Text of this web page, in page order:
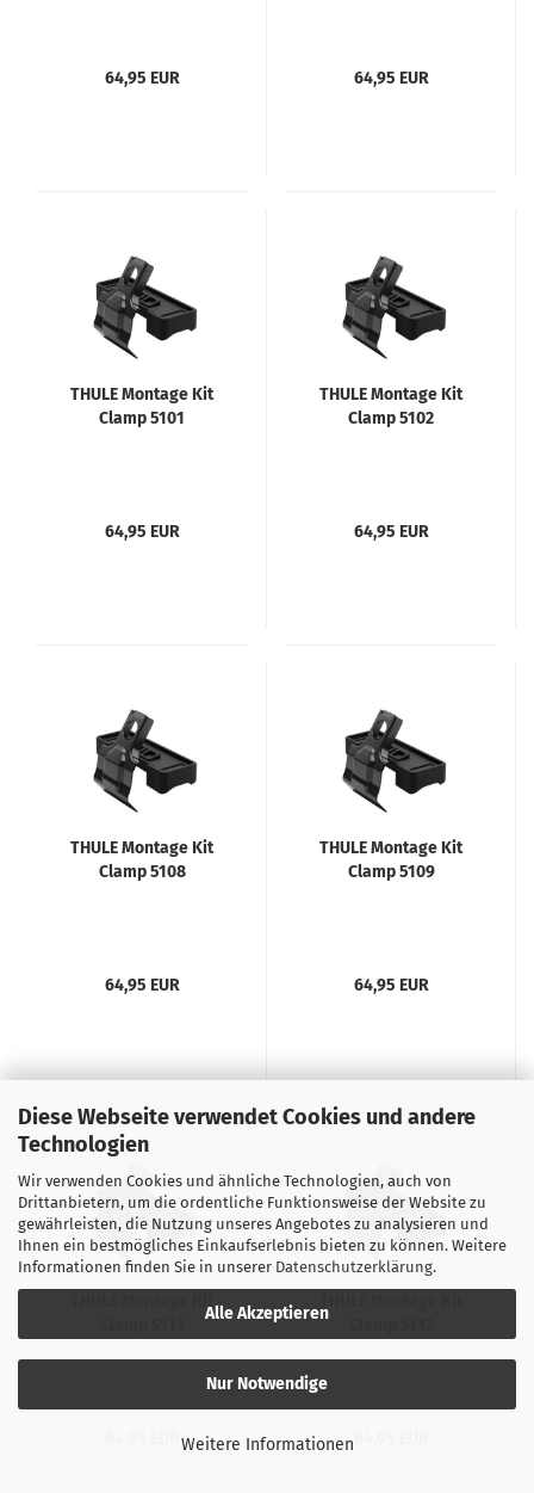
Diese Webseite verwendet Cookies und andere
Technologien
Wir verwenden Cookies und ähnliche Technologien, auch von
Drittanbietern, um die ordentliche Funktionsweise der Website zu
gewährleisten, die Nutzung unseres Angebotes zu analysieren und
Ihnen ein bestmögliches Einkaufserlebnis bieten zu können. Weitere
Informationen finden Sie in unserer Datenschutzerklärung.
Alle Akzeptieren
Nur Notwendige
Weitere Informationen
64,95 EUR 64,95 EUR
THULE Montage Kit
Clamp 5101
64,95 EUR
THULE Montage Kit
Clamp 5102
64,95 EUR
THULE Montage Kit
Clamp 5108
64,95 EUR
THULE Montage Kit
Clamp 5109
64,95 EUR